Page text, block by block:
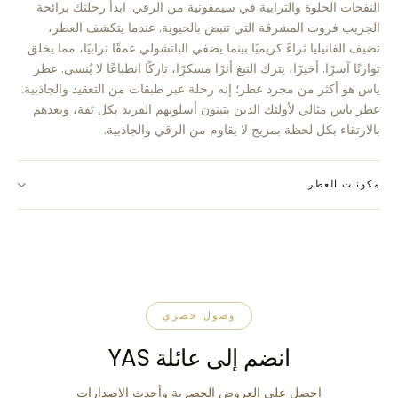
النفحات الحلوة والترابية في سيمفونية من الرقي. ابدأ رحلتك برائحة
الجريب فروت المشرقة التي تنبض بالحيوية. عندما يتكشف العطر،
تضيف الفانيليا ثراءً كريميًا بينما يضفي الباتشولي عمقًا ترابيًا، مما يخلق
توازنًا آسرًا. أخيرًا، يترك التبغ أثرًا مسكرًا، تاركًا انطباعًا لا يُنسى. عطر
ياس هو أكثر من مجرد عطر؛ إنه رحلة عبر طبقات من التعقيد والجاذبية.
عطر ياس مثالي لأولئك الذين يتبنون أسلوبهم الفريد بكل ثقة، ويعدهم
بالارتقاء بكل لحظة بمزيج لا يقاوم من الرقي والجاذبية.
مكونات العطر
وصول حصري
انضم إلى عائلة YAS
احصل على العروض الحصرية وأحدث الإصدارات